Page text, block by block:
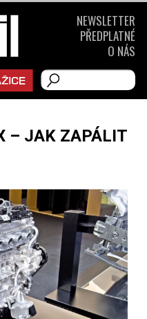
– JAK ZAPÁLIT
NEWSLETTER
PŘEDPLATNÉ
O NÁS